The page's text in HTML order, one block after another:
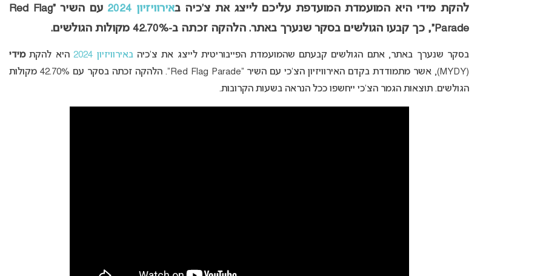
להקת מידי היא המועמדת המועדפת עליכם לייצג את צ’כיה באירוויזיון 2024
עם השיר “Red Flag
Parade”, כך קבעו הגולשים בסקר שנערך באתר. הלהקה זכתה ב-42.70% מקולות הגולשים.
בסקר שנערך באתר, אתם הגולשים קבעתם שהמועמדת הפייבוריטית לייצג את צ’כיהבאירוויזיון 2024 היא להקתמידי
(MYDY), אשר מתמודדת בקדם האירוויזיון הצ’כי עם השיר “Red Flag Parade”. הלהקה זכתה בסקר עם 42.70% מקולות
הגולשים. תוצאות הגמר הצ’כי ייחשפו ככל הנראה בשעות הקרובות.